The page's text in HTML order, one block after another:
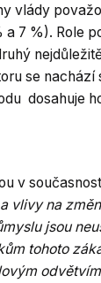
vlády
7 %). Role
se nachází
dosahuje
v
vlivy na
jsou
tohoto